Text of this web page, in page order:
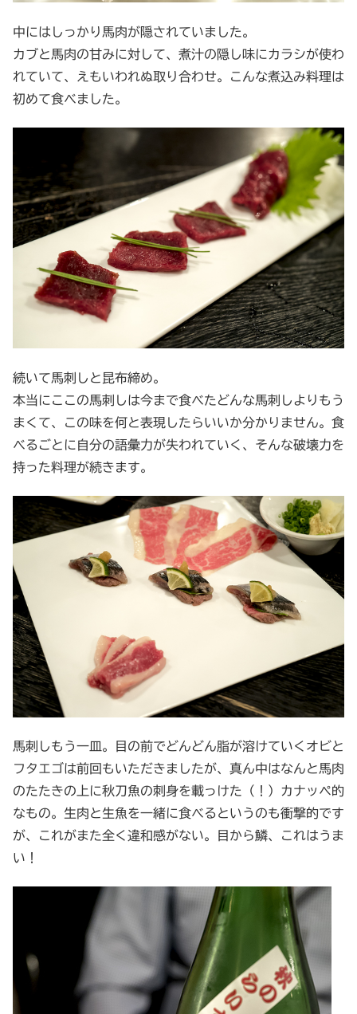
中にはしっかり馬肉が隠されていました。
カブと馬肉の甘みに対して、煮汁の隠し味にカラシが使わ
れていて、えもいわれぬ取り合わせ。こんな煮込み料理は
初めて食べました。
続いて馬刺しと昆布締め。
本当にここの馬刺しは今まで食べたどんな馬刺しよりもう
まくて、この味を何と表現したらいいか分かりません。食
べるごとに自分の語彙力が失われていく、そんな破壊力を
持った料理が続きます。
馬刺しもう一皿。目の前でどんどん脂が溶けていくオビと
フタエゴは前回もいただきましたが、真ん中はなんと馬肉
のたたきの上に秋刀魚の刺身を載っけた（！）カナッペ的
なもの。生肉と生魚を一緒に食べるというのも衝撃的です
が、これがまた全く違和感がない。目から鱗、これはうま
い！